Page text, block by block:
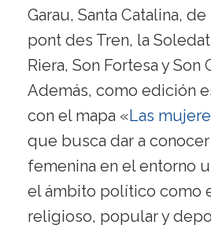
Garau, Santa Catalina, de
pont des Tren, la
Riera, Son Fortesa y Son
Además, como edición
con el mapa «Las
que busca dar a
femenina en el entorno
el ámbito político como
religioso, popular y